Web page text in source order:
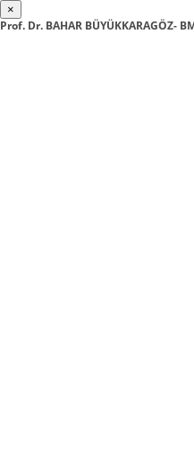
×
Prof. Dr. BAHAR BÜYÜKKARAGÖZ-